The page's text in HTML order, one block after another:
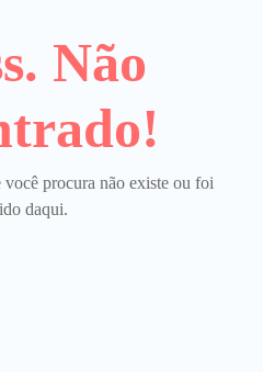
Não
procura não existe ou foi
daqui.